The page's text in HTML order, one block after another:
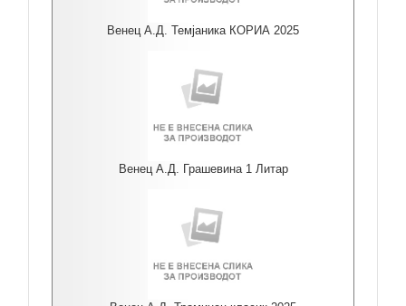
Венец А.Д. Темјаника КОРИА 2025
Венец А.Д. Грашевина 1 Литар